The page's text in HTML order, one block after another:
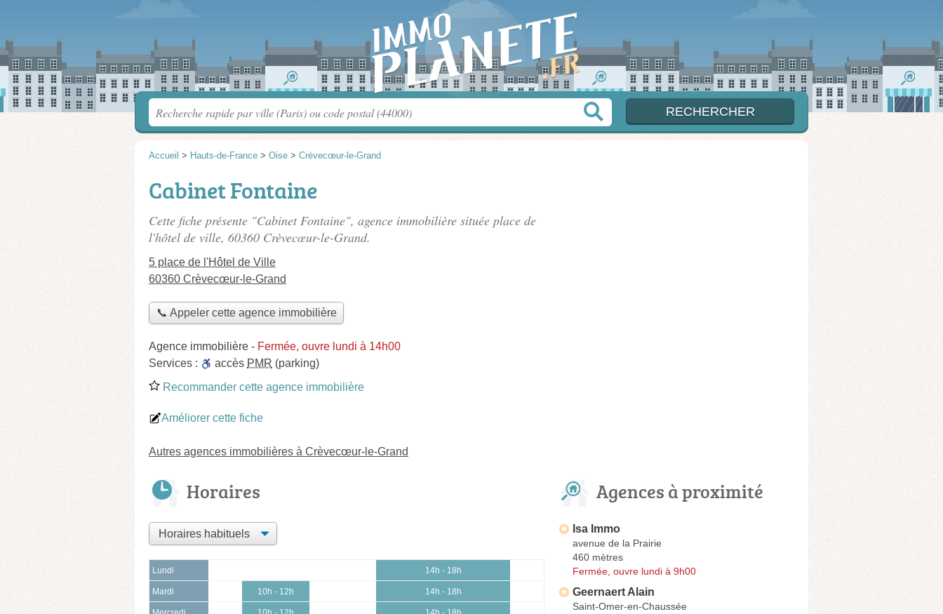
Accueil > Hauts-de-France > Oise > Crèvecœur-le-Grand
Cabinet Fontaine
Cette fiche présente "Cabinet Fontaine", agence immobilière située place de
l'hôtel de ville, 60360 Crèvecœur-le-Grand.
5 place de l'Hôtel de Ville
60360 Crèvecœur-le-Grand
📞 Appeler cette agence immobilière
Agence immobilière - Fermée, ouvre lundi à 14h00
Services :
accès PMR (parking)
Recommander cette agence immobilière
Améliorer cette fiche
Autres agences immobilières à Crèvecœur-le-Grand
Horaires
Lundi 14h - 18h
Mardi 10h - 12h 14h - 18h
Agences à proximité
Isa Immo
avenue de la Prairie
460 mètres
Fermée, ouvre lundi à 9h00
Geernaert Alain
Saint-Omer-en-Chaussée